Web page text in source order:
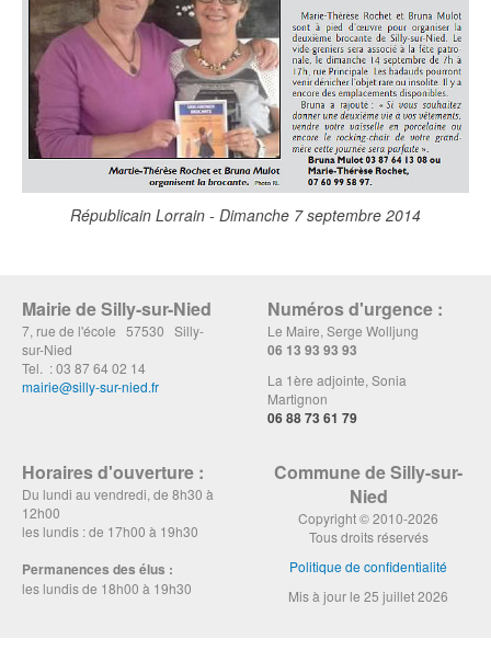
Républicain Lorrain - Dimanche 7 septembre 2014
Mairie de Silly-sur-Nied
7, rue de l'école 57530 Silly-
sur-Nied
Tel. : 03 87 64 02 14
mairie@silly-sur-nied.fr
Numéros d'urgence :
Le Maire, Serge Wolljung
06 13 93 93 93
La 1ère adjointe, Sonia
Martignon
06 88 73 61 79
Horaires d'ouverture :
Du lundi au vendredi, de 8h30 à
12h00
les lundis : de 17h00 à 19h30
Permanences des élus :
les lundis de 18h00 à 19h30
Commune de Silly-sur-
Nied
Copyright © 2010-2026
Tous droits réservés
Politique de confidentialité
Mis à jour le 25 juillet 2026